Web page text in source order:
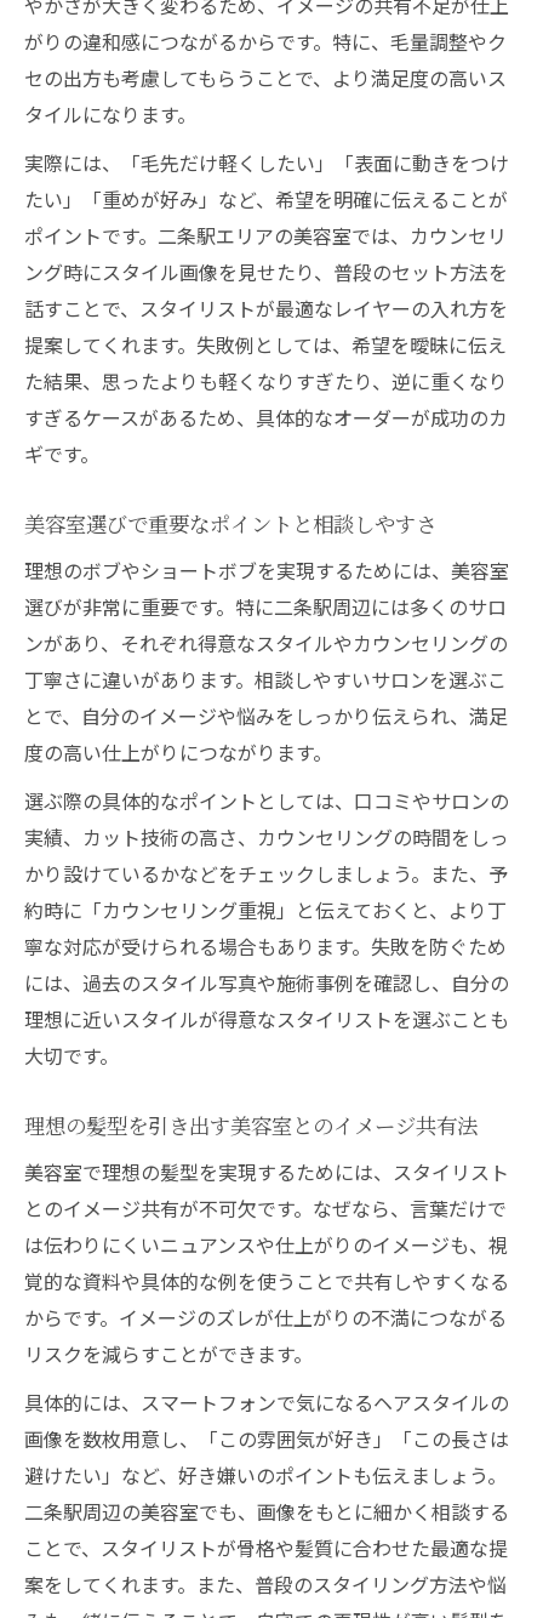
がりの違和感につながるからです。特に、毛量調整やク
セの出方も考慮してもらうことで、より満足度の高いス
タイルになります。
実際には、「毛先だけ軽くしたい」「表面に動きをつけ
たい」「重めが好み」など、希望を明確に伝えることが
ポイントです。二条駅エリアの美容室では、カウンセリ
ング時にスタイル画像を見せたり、普段のセット方法を
話すことで、スタイリストが最適なレイヤーの入れ方を
提案してくれます。失敗例としては、希望を曖昧に伝え
た結果、思ったよりも軽くなりすぎたり、逆に重くなり
すぎるケースがあるため、具体的なオーダーが成功のカ
ギです。
美容室選びで重要なポイントと相談しやすさ
理想のボブやショートボブを実現するためには、美容室
選びが非常に重要です。特に二条駅周辺には多くのサロ
ンがあり、それぞれ得意なスタイルやカウンセリングの
丁寧さに違いがあります。相談しやすいサロンを選ぶこ
とで、自分のイメージや悩みをしっかり伝えられ、満足
度の高い仕上がりにつながります。
選ぶ際の具体的なポイントとしては、口コミやサロンの
実績、カット技術の高さ、カウンセリングの時間をしっ
かり設けているかなどをチェックしましょう。また、予
約時に「カウンセリング重視」と伝えておくと、より丁
寧な対応が受けられる場合もあります。失敗を防ぐため
には、過去のスタイル写真や施術事例を確認し、自分の
理想に近いスタイルが得意なスタイリストを選ぶことも
大切です。
理想の髪型を引き出す美容室とのイメージ共有法
美容室で理想の髪型を実現するためには、スタイリスト
とのイメージ共有が不可欠です。なぜなら、言葉だけで
は伝わりにくいニュアンスや仕上がりのイメージも、視
覚的な資料や具体的な例を使うことで共有しやすくなる
からです。イメージのズレが仕上がりの不満につながる
リスクを減らすことができます。
具体的には、スマートフォンで気になるヘアスタイルの
画像を数枚用意し、「この雰囲気が好き」「この長さは
避けたい」など、好き嫌いのポイントも伝えましょう。
二条駅周辺の美容室でも、画像をもとに細かく相談する
ことで、スタイリストが骨格や髪質に合わせた最適な提
案をしてくれます。また、普段のスタイリング方法や悩